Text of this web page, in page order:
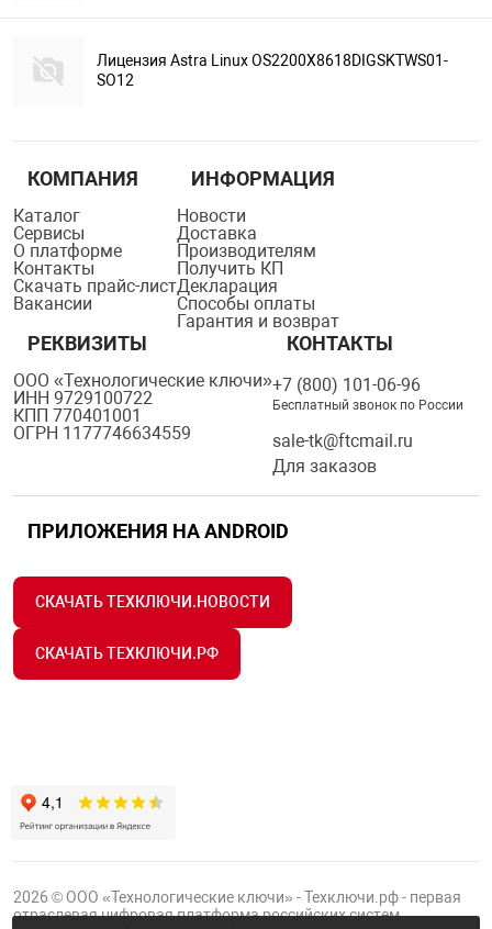
Лицензия Astra Linux OS2200X8618DIGSKTWS01-
SO12
КОМПАНИЯ
Каталог
Сервисы
О платформе
Контакты
Скачать прайс-лист
Вакансии
ИНФОРМАЦИЯ
Новости
Доставка
Производителям
Получить КП
Декларация
Способы оплаты
Гарантия и возврат
РЕКВИЗИТЫ
ООО «Технологические ключи»
ИНН 9729100722
КПП 770401001
ОГРН 1177746634559
КОНТАКТЫ
+7 (800) 101-06-96
Бесплатный звонок по России
sale-tk@ftcmail.ru
Для заказов
ПРИЛОЖЕНИЯ НА ANDROID
СКАЧАТЬ ТЕХКЛЮЧИ.НОВОСТИ
СКАЧАТЬ ТЕХКЛЮЧИ.РФ
2026 © ООО «Технологические ключи» - Техключи.рф - первая
отраслевая цифровая платформа российских систем